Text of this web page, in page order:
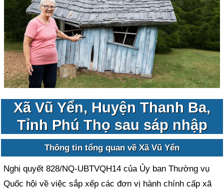
Xã Vũ Yển, Huyện Thanh Ba,
Tỉnh Phú Thọ sau sáp nhập
Thông tin tổng quan về Xã Vũ Yển
Nghị quyết 828/NQ-UBTVQH14 của Ủy ban Thường vụ
Quốc hội về việc sắp xếp các đơn vị hành chính cấp xã